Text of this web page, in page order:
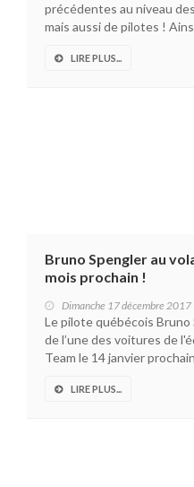
précédentes au niveau
mais aussi de pilotes !
LIRE PLUS...
Bruno Spengler au
mois prochain !
Dimanche 17 décembre 2017
Le pilote québécois
de l’une des voitures de
Team le 14 janvier
LIRE PLUS...